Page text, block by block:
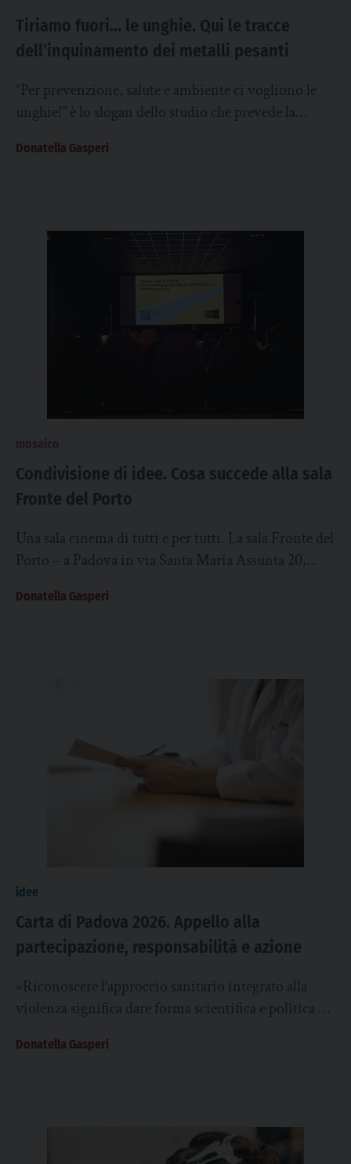
Tiriamo fuori… le unghie. Qui le tracce
dell’inquinamento dei metalli pesanti
“Per prevenzione, salute e ambiente ci vogliono le
unghie!” è lo slogan dello studio che prevede la
Donatella Gasperi
Condivisione di idee. Cosa succede alla sala
Fronte del Porto
Una sala cinema di tutti e per tutti. La sala Fronte del
Porto – a Padova in via Santa Maria Assunta 20,...
Donatella Gasperi
idee
Carta di Padova 2026. Appello alla
partecipazione, responsabilità e azione
«Riconoscere l’approccio sanitario integrato alla
violenza significa dare forma scientifica e politica a
in...
Donatella Gasperi